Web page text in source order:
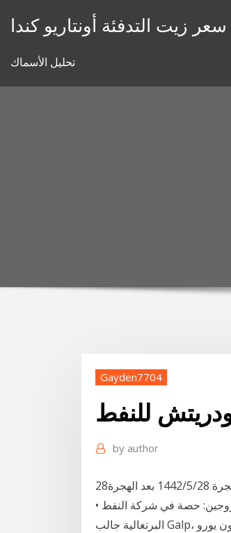
سعر زيت التدفئة أونتاريو كندا
تحليل الأسماك
Gayden7704
للنفط
by author
• باعت شركة النفط الحكومية سونانجول لدوكولو ما أصبح أغلى أصول للزوجين: حصة في شركة النفط
البرتغالية جالب Galp، تبلغ قيمتها الآن 750 مليون يورو بعد دفعة مبدئية مدعومة بقرض بقيمة 11 مليون يورو